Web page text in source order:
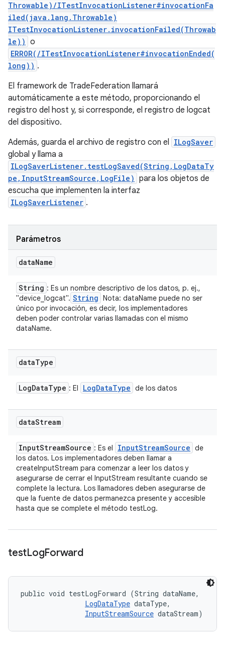
Throwable)/ITestInvocationListener#invocationFa
iled(java.lang.Throwable)
ITestInvocationListener.invocationFailed(Throwab
le)) o
ERROR(/ITestInvocationListener#invocationEnded(
long)) .
El framework de TradeFederation llamará
automáticamente a este método, proporcionando el
registro del host y, si corresponde, el registro de logcat
del dispositivo.
Además, guarda el archivo de registro con el ILogSaver
global y llama a
ILogSaverListener.testLogSaved(String,LogDataTy
pe,InputStreamSource,LogFile) para los objetos de
escucha que implementen la interfaz
ILogSaverListener .
Parámetros
dataName
String : Es un nombre descriptivo de los datos, p. ej.,
"device_logcat". String Nota: dataName puede no ser
único por invocación, es decir, los implementadores
deben poder controlar varias llamadas con el mismo
dataName.
dataType
LogDataType : El LogDataType de los datos
dataStream
InputStreamSource : Es el InputStreamSource de
los datos. Los implementadores deben llamar a
createInputStream para comenzar a leer los datos y
asegurarse de cerrar el InputStream resultante cuando se
complete la lectura. Los llamadores deben asegurarse de
que la fuente de datos permanezca presente y accesible
hasta que se complete el método testLog.
testLogForward
public void testLogForward (String dataName,
LogDataType dataType,
InputStreamSource dataStream)